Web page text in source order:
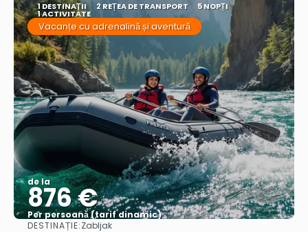
1 DESTINAŢII 2 REȚEA DE TRANSPORT 5 NOPȚI
1 ACTIVITATE
Vacanțe cu adrenalină și aventură
de la
876 €
Per persoană (tarif dinamic)
DESTINAȚIE:Zabljak